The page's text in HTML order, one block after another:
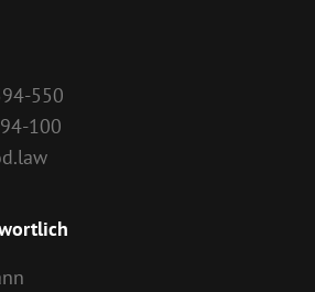
550
100